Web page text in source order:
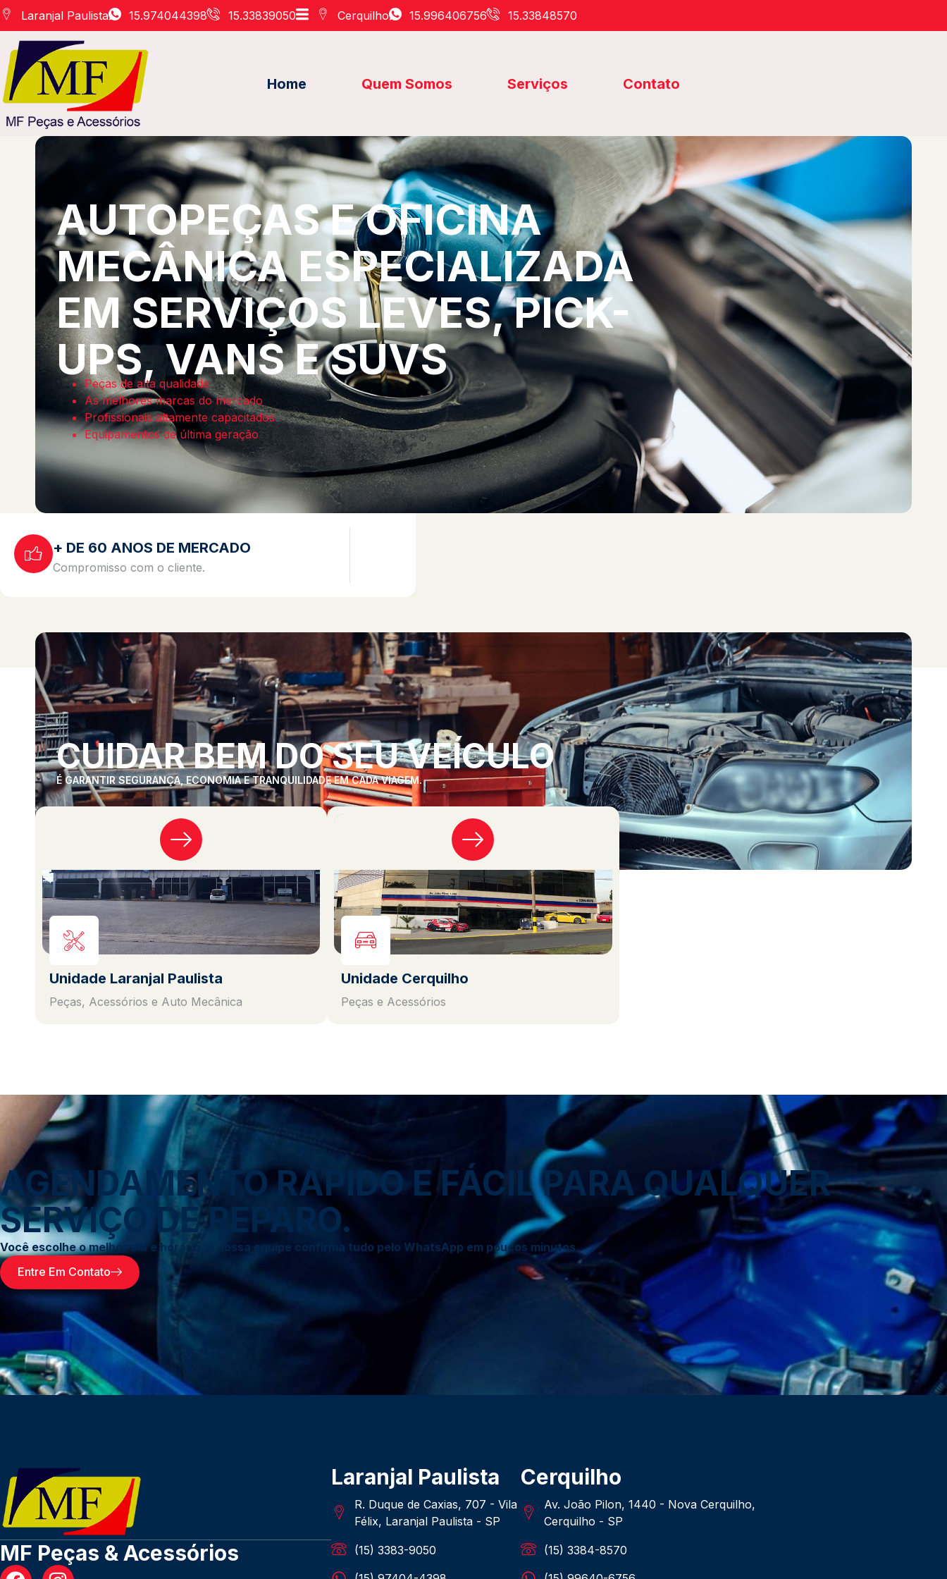
Laranjal Paulista 15.974044398 15.33839050 Cerquilho 15.996406756 15.33848570
Home Quem Somos Serviços Contato
AUTOPEÇAS E OFICINA
MECÂNICA ESPECIALIZADA
EM SERVIÇOS LEVES, PICK-
UPS, VANS E SUVS
Peças de alta qualidade
As melhores marcas do mercado
Profissionais altamente capacitados
Equipamentos de última geração
+ DE 60 ANOS DE MERCADO
Compromisso com o cliente.
CUIDAR BEM DO SEU VEÍCULO
É GARANTIR SEGURANÇA, ECONOMIA E TRANQUILIDADE EM CADA VIAGEM.
Unidade Laranjal Paulista
Peças, Acessórios e Auto Mecânica
Unidade Cerquilho
Peças e Acessórios
AGENDAMENTO RÁPIDO E FÁCIL PARA QUALQUER
SERVIÇO DE REPARO.
Você escolhe o melhor dia e horário, e nossa equipe confirma tudo pelo WhatsApp em poucos minutos.
Entre Em Contato
MF Peças & Acessórios
Laranjal Paulista
R. Duque de Caxias, 707 - Vila
Félix, Laranjal Paulista - SP
(15) 3383-9050
Cerquilho
Av. João Pilon, 1440 - Nova Cerquilho,
Cerquilho - SP
(15) 3384-8570